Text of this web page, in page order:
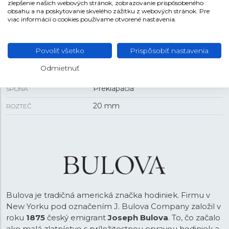
MATERIÁL REMIENKA
FARBA REMIENKA
SPONA Preklápacia
ROZTEČ 20 mm
Bulova je tradičná americká značka hodiniek. Firmu v
New Yorku pod označením J. Bulova Company založil v
roku 1875 český emigrantJoseph Bulova. To, čo začalo
zlepšenie našich webových stránok, zobrazovanie prispôsobeného
obsahu a na poskytovanie skvelého zážitku z webových stránok. Pre
viac informácií o cookies používame otvorené nastavenia.
Povoliť všetko Prispôsobiť nastavenia
Odmietnuť